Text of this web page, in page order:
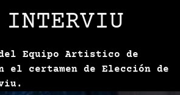
Equipo Artistico de
el certamen de Elección de